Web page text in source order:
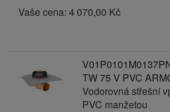
Vaše cena: 4 070,00 Kč
TW 75 V PVC
Vodorovná střešní
PVC manžetou